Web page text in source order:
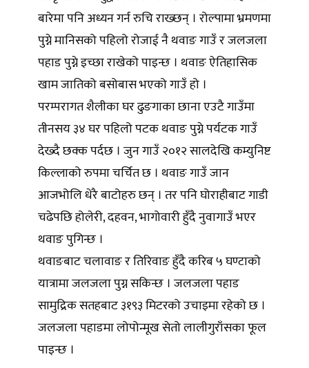
बारेमा पनि अध्यन गर्न रुचि राख्छन् । रोल्पामा भ्रमणमा
पुग्ने मानिसको पहिलो रोजाई नै थवाङ गाउँ र जलजला
पहाड पुग्ने इच्छा राखेको पाइन्छ । थवाङ ऐतिहासिक
खाम जातिको बसोबास भएको गाउँ हो ।
परम्परागत शैलीका घर ढुङगाका छाना एउटै गाउँमा
तीनसय ३४ घर पहिलो पटक थवाङ पुग्ने पर्यटक गाउँ
देख्दै छक्क पर्दछ । जुन गाउँ २०१२ सालदेखि कम्युनिष्ट
किल्लाको रुपमा चर्चित छ । थवाङ गाउँ जान
आजभोलि धेरै बाटोहरु छन् । तर पनि घोराहीबाट गाडी
चढेपछि होलेरी, दहवन, भागोवारी हुँदै नुवागाउँ भएर
थवाङ पुगिन्छ ।
थवाङबाट चलावाङ र तिरिवाङ हुँदै करिब ५ घण्टाको
यात्रामा जलजला पुग्न सकिन्छ । जलजला पहाड
सामुद्रिक सतहबाट ३१९३ मिटरको उचाइमा रहेको छ ।
जलजला पहाडमा लोपोन्मूख सेतो लालीगुराँसका फूल
पाइन्छ ।